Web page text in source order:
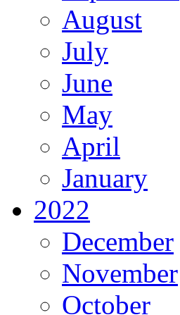
August
July
June
May
April
January
2022
December
November
October